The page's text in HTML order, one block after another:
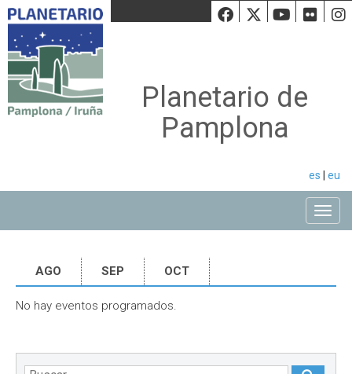
Facebook
Twiiter
Planetario de
Pamplona
es eu
AGO SEP OCT
No hay eventos programados.